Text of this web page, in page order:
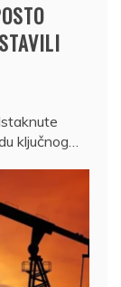
ključnog…